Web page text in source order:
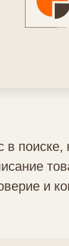
поиске,
и